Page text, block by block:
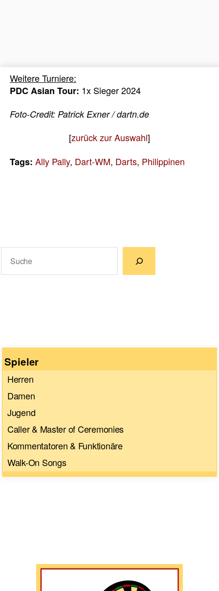
Weitere Turniere:
PDC Asian Tour: 1x Sieger 2024
Foto-Credit: Patrick Exner / dartn.de
[zurück zur Auswahl]
Tags: Ally Pally, Dart-WM, Darts, Philippinen
Spieler
Herren
Damen
Jugend
Caller & Master of Ceremonies
Kommentatoren & Funktionäre
Walk-On Songs